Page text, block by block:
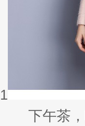
1
下午茶，